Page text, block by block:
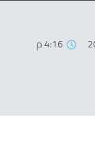
4:16 م